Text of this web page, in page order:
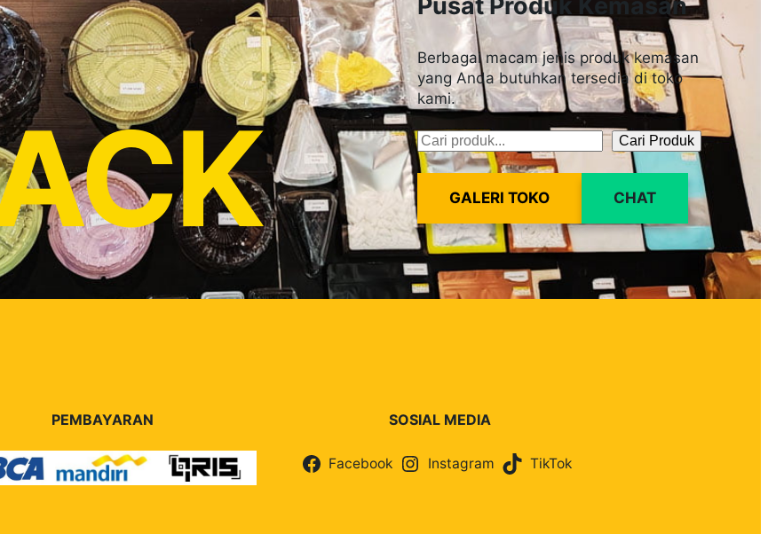
Pusat Produk Kemasan
Berbagai macam jenis produk kemasan
yang Anda butuhkan tersedia di toko
kami.
Pencarian Cari Produk
GALERI TOKO CHAT
PEMBAYARAN SOSIAL MEDIA
Facebook Instagram TikTok